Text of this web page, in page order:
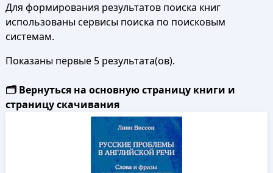
Для формирования результатов поиска книг
использованы сервисы поиска по поисковым
системам.
Показаны первые 5 результата(ов).
🗂️ Вернуться на основную страницу книги и
страницу скачивания